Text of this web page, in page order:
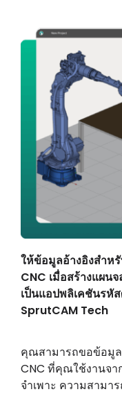
ให้ข้อมูลอ้างอิงสำห
CNC เมื่อสร้างแผน
เป็นแอปพลิเคชันรหั
SprutCAM Tech
คุณสามารถขอข้อมูล
CNC ที่คุณใช้งานจา
จำเพาะ ความสามา